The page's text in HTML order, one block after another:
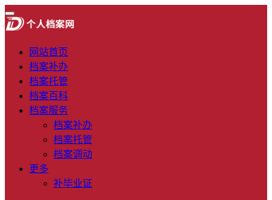
网站首页
档案补办
档案托管
档案百科
档案服务
档案补办
档案托管
档案调动
更多
补毕业证